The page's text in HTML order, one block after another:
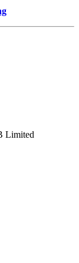
Limited